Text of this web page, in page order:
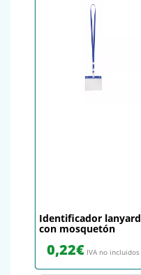
Identificador lanyard
con mosquetón
0,22€ IVA no incluidos